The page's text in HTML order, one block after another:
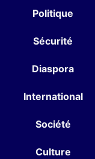
Politique
Sécurité
Diaspora
International
Société
Culture